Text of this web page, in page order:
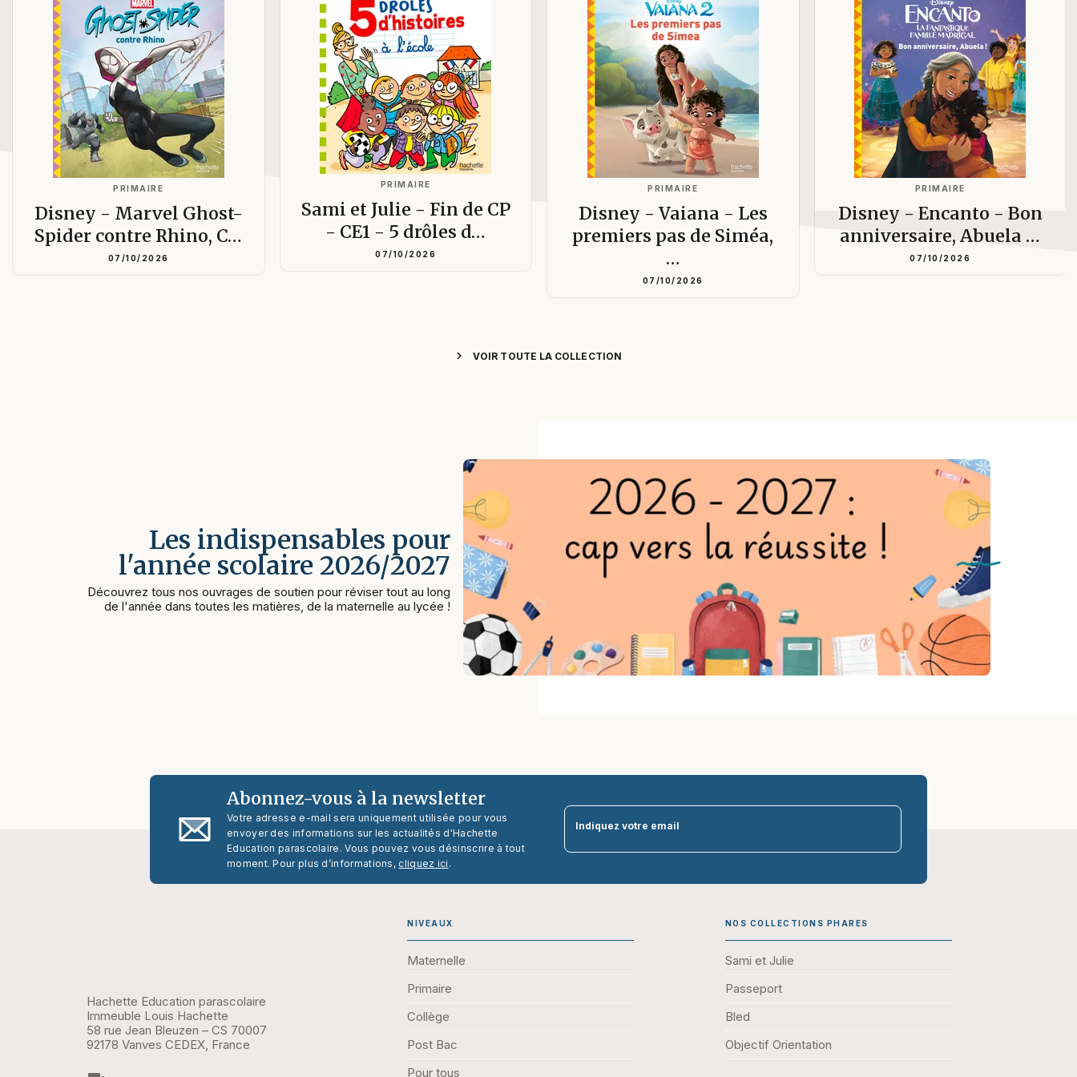
PRIMAIRE
Disney - Marvel Ghost-
Spider contre Rhino, C…
07/10/2026
PRIMAIRE
Sami et Julie - Fin de CP
- CE1 - 5 drôles d…
07/10/2026
PRIMAIRE
Disney - Vaiana - Les
premiers pas de Siméa,
…
07/10/2026
PRIMAIRE
Disney - Encanto - Bon
anniversaire, Abuela …
07/10/2026
chevron_right VOIR TOUTE LA COLLECTION
Les indispensables pour
l'année scolaire 2026/2027
Découvrez tous nos ouvrages de soutien pour réviser tout au long
de l'année dans toutes les matières, de la maternelle au lycée !
Abonnez-vous à la newsletter
Votre adresse e-mail sera uniquement utilisée pour vous
envoyer des informations sur les actualités d'Hachette
Education parascolaire. Vous pouvez vous désinscrire à tout
moment. Pour plus d’informations, cliquez ici .
Indiquez votre email
Hachette Education parascolaire
Immeuble Louis Hachette
58 rue Jean Bleuzen – CS 70007
92178 Vanves CEDEX, France
NIVEAUX
Maternelle
Primaire
Collège
Post Bac
Pour tous
NOS COLLECTIONS PHARES
Sami et Julie
Passeport
Bled
Objectif Orientation